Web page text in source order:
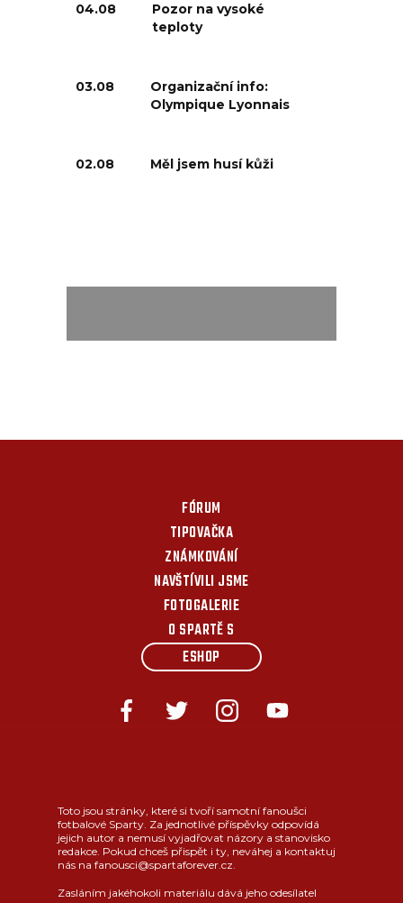
04.08
Pozor na vysoké
teploty
03.08
Organizační info:
Olympique Lyonnais
02.08 Měl jsem husí kůži
FÓRUM
TIPOVAČKA
ZNÁMKOVÁNÍ
NAVŠTÍVILI JSME
FOTOGALERIE
O SPARTĚ S
ESHOP
Toto jsou stránky, které si tvoří samotní fanoušci
fotbalové Sparty. Za jednotlivé příspěvky odpovídá
jejich autor a nemusí vyjadřovat názory a stanovisko
redakce. Pokud chceš přispět i ty, neváhej a kontaktuj
nás na fanousci@spartaforever.cz.
Zasláním jakéhokoli materiálu dává jeho odesílatel